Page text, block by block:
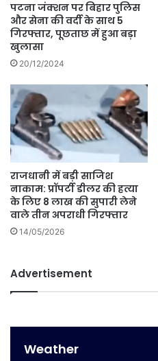
पटना जंक्शन पर बिहार पुलिस
और सेना की वर्दी के साथ 5
गिरफ्तार, पूछताछ में हुआ बड़ा
खुलासा
20/12/2024
राजधानी में बड़ी साजिश
नाकाम: प्रॉपर्टी डीलर की हत्या
के लिए 8 लाख की सुपारी लेने
वाले तीन अपराधी गिरफ्तार
14/05/2026
Advertisement
Weather